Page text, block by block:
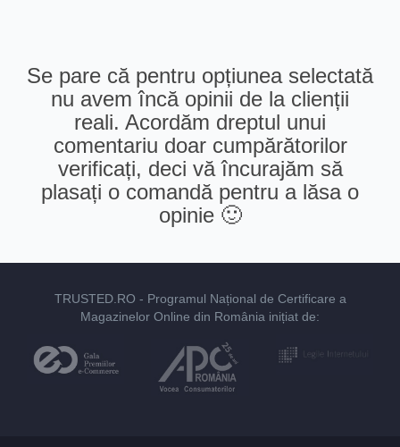
Se pare că pentru opțiunea selectată
nu avem încă opinii de la clienții
reali. Acordăm dreptul unui
comentariu doar cumpărătorilor
verificați, deci vă încurajăm să
plasați o comandă pentru a lăsa o
opinie 🙂
TRUSTED.RO - Programul Național de Certificare a
Magazinelor Online din România inițiat de: